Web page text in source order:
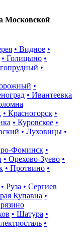
Московской
• Видное •
• Голицыно •
•
•
• Ивантеевка
• Красногорск •
• Куровское •
• Луховицы •
Фоминск •
• Орехово-Зуево •
• Протвино •
• Руза • Сергиев
Купавна •
• Шатура •
•